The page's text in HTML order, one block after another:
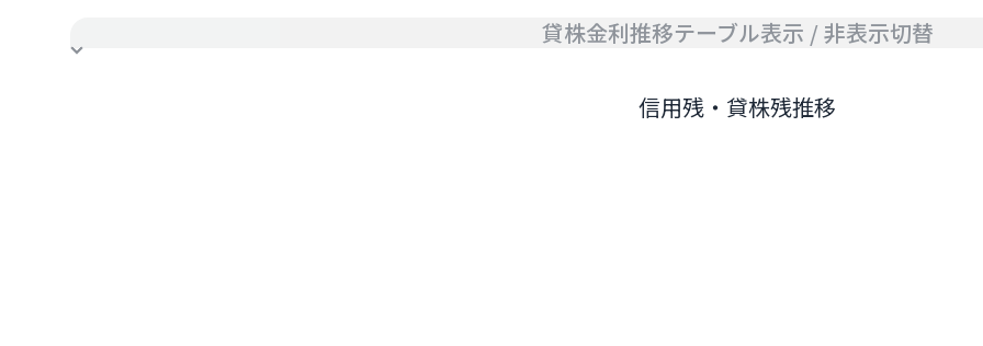
貸株金利推移テーブル表示 / 非表示切替
信用残・貸株残推移